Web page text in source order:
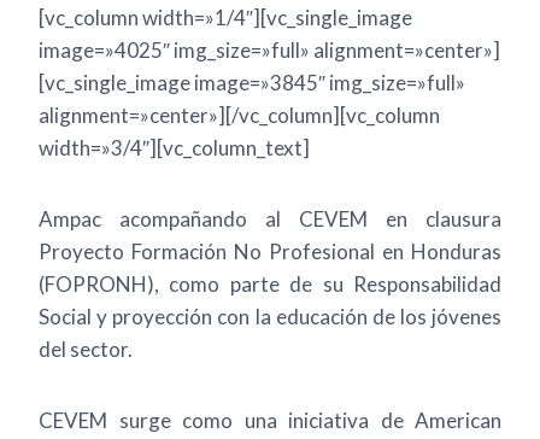
[vc_column width=»1/4″][vc_single_image
image=»4025″ img_size=»full» alignment=»center»]
[vc_single_image image=»3845″ img_size=»full»
alignment=»center»][/vc_column][vc_column
width=»3/4″][vc_column_text]
Ampac acompañando al CEVEM en clausura
Proyecto Formación No Profesional en Honduras
(FOPRONH), como parte de su Responsabilidad
Social y proyección con la educación de los jóvenes
del sector.
CEVEM surge como una iniciativa de American